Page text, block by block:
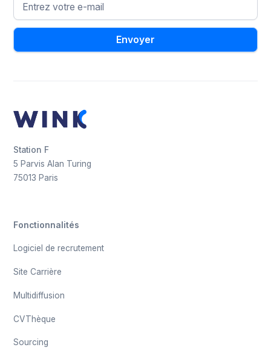
Station F
5 Parvis Alan Turing
75013 Paris
Fonctionnalités
Logiciel de recrutement
Site Carrière
Multidiffusion
CVThèque
Sourcing